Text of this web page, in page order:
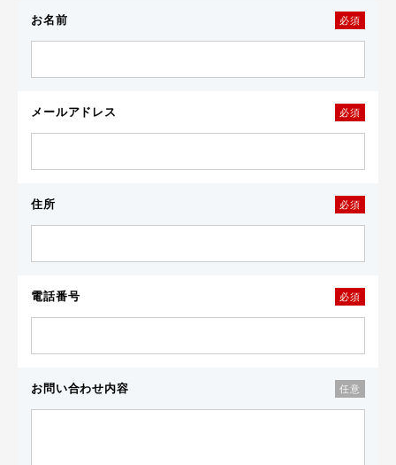
お名前 必須
メールアドレス 必須
住所 必須
電話番号 必須
お問い合わせ内容 任意